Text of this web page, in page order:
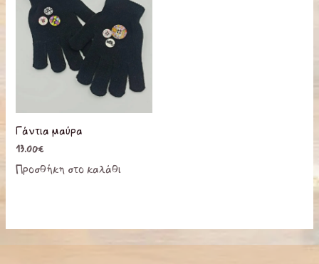
Γάντια μαύρα
13.00€
Προσθήκη στο καλάθι